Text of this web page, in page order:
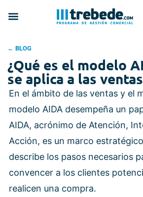
← BLOG
¿Qué es el modelo
se aplica a las
En el ámbito de las ventas y el
modelo AIDA desempeña un
AIDA, acrónimo de Atención,
Acción, es un marco
describe los pasos necesarios
convencer a los clientes
realicen una compra.